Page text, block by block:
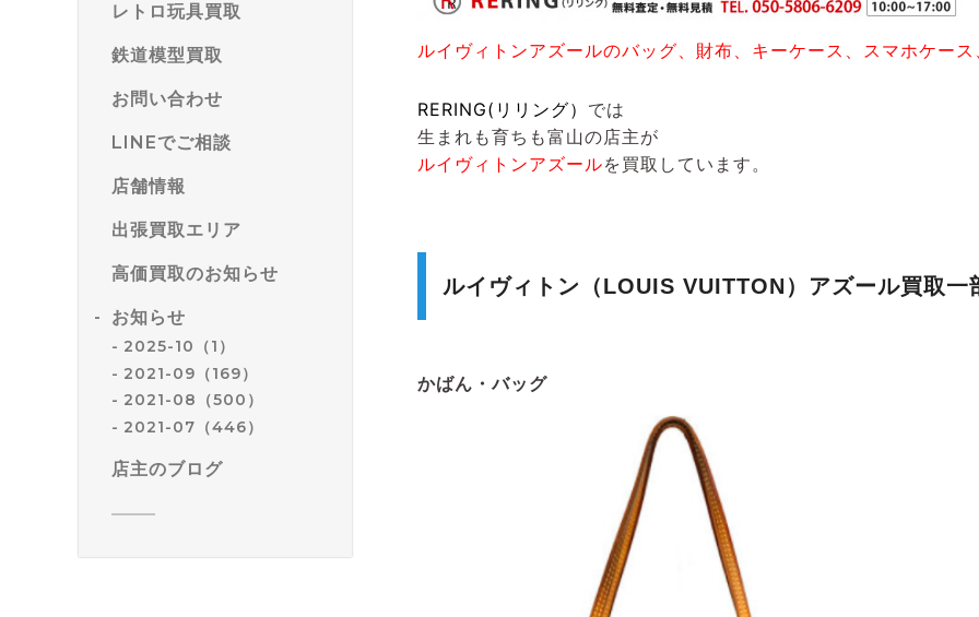
レトロ玩具買取
鉄道模型買取
お問い合わせ
LINEでご相談
店舗情報
出張買取エリア
高価買取のお知らせ
お知らせ
2025-10（1）
2021-09（169）
2021-08（500）
2021-07（446）
店主のブログ
ルイヴィトンアズールのバッグ、財布、キーケース、スマホケー
RERING(リリング） では
生まれも育ちも富山の店主が
ルイヴィトンアズールを買取しています。
ルイヴィトン（LOUIS VUITTON）アズール買取一
かばん・バッグ